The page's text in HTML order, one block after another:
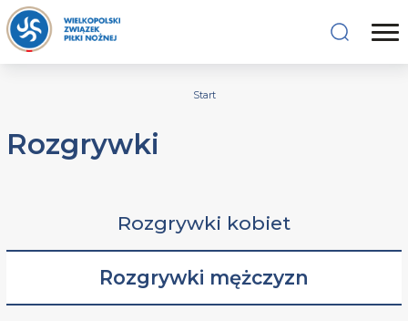
Start
Rozgrywki
Rozgrywki kobiet
Rozgrywki mężczyzn